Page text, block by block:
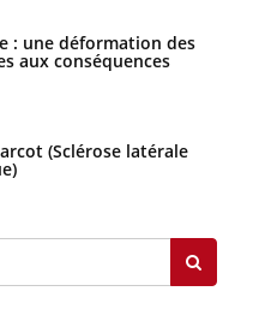
: une déformation des
aux conséquences
(Sclérose latérale